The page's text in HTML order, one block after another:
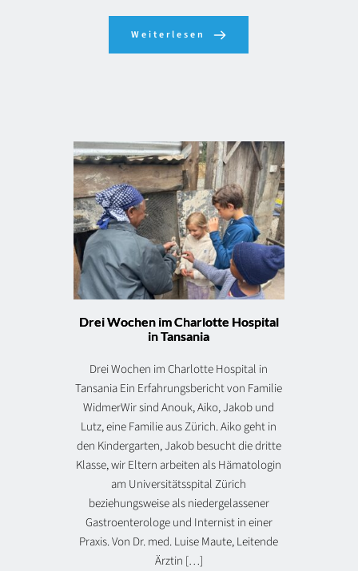
Weiterlesen
Drei Wochen im Charlotte Hospital
in Tansania
Drei Wochen im Charlotte Hospital in
Tansania Ein Erfahrungsbericht von Familie
WidmerWir sind Anouk, Aiko, Jakob und
Lutz, eine Familie aus Zürich. Aiko geht in
den Kindergarten, Jakob besucht die dritte
Klasse, wir Eltern arbeiten als Hämatologin
am Universitätsspital Zürich
beziehungsweise als niedergelassener
Gastroenterologe und Internist in einer
Praxis. Von Dr. med. Luise Maute, Leitende
Ärztin […]